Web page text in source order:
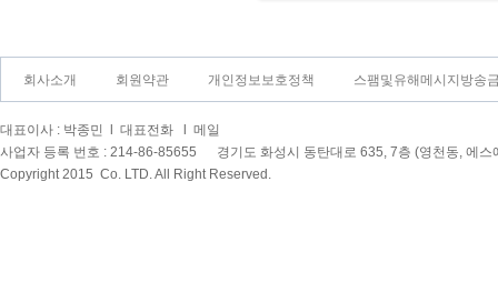
회사소개 회원약관 개인정보보호정책 스팸및유해메시지방송
대표이사 : 박종민 l 대표전화
l 메일
사업자 등록 번호 : 214-86-85655 경기도 화성시 동탄대로 635, 7층 (영천동, 에스
Copyright 2015 Co. LTD. All Right Reserved.